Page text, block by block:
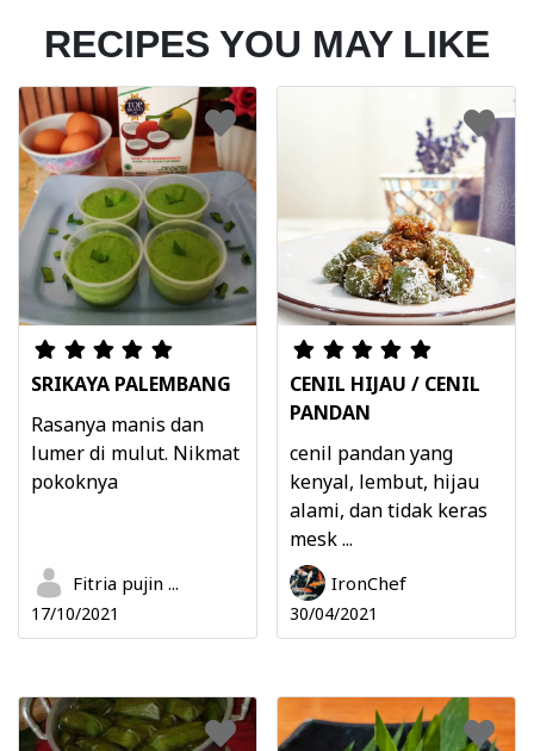
RECIPES YOU MAY LIKE
SRIKAYA PALEMBANG
Rasanya manis dan
lumer di mulut. Nikmat
pokoknya
Fitria pujin ...
17/10/2021
CENIL HIJAU / CENIL
PANDAN
cenil pandan yang
kenyal, lembut, hijau
alami, dan tidak keras
mesk ...
IronChef
30/04/2021